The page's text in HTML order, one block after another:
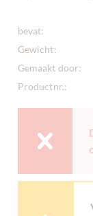
bevat:
Gewicht:
Gemaakt door:
Productnr.: